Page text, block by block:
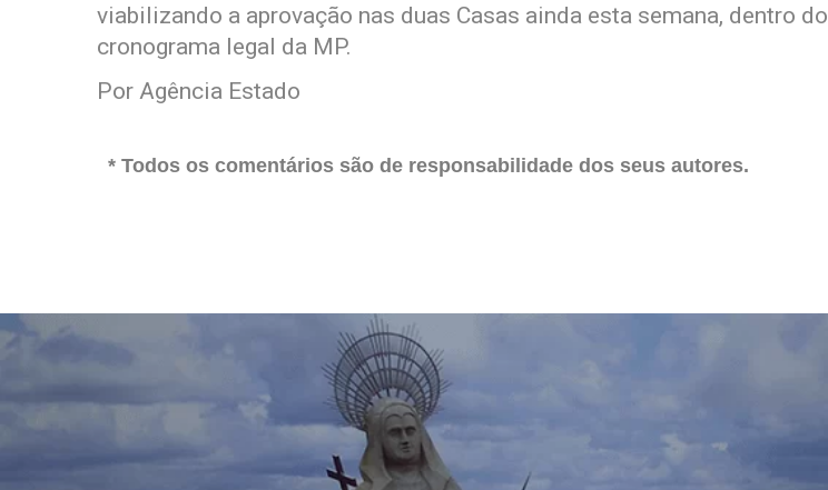
viabilizando a aprovação nas duas Casas ainda esta semana, dentro do
cronograma legal da MP.
Por Agência Estado
* Todos os comentários são de responsabilidade dos seus autores.